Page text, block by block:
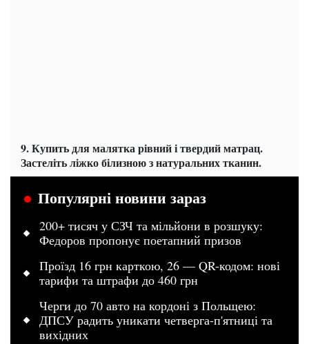
9. Купить для малятка рівний і твердий матрац.
Застеліть ліжко білизною з натуральних тканин.
Популярні новини зараз
200+ тисяч у СЗЧ та мільйони в розшуку:
Федоров пропонує поетапний призов
Проїзд 16 грн карткою, 26 — QR-кодом: нові
тарифи та штрафи до 460 грн
Черги до 70 авто на кордоні з Польщею:
ДПСУ радить уникати четверга-п'ятниці та
вихідних